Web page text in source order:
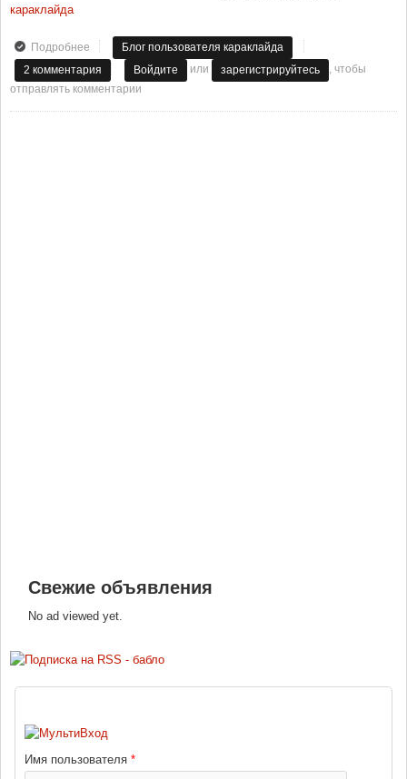
караклайда
Подробнее о Олимпиада!!!
Блог пользователя караклайда
2 комментария
Войдите или зарегистрируйтесь
, чтобы
отправлять комментарии
Свежие объявления
No ad viewed yet.
Имя пользователя *